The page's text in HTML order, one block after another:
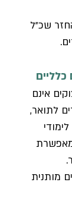
שכ״ל
כלליים
אינם
לתואר,
מאפשרת
מותנית